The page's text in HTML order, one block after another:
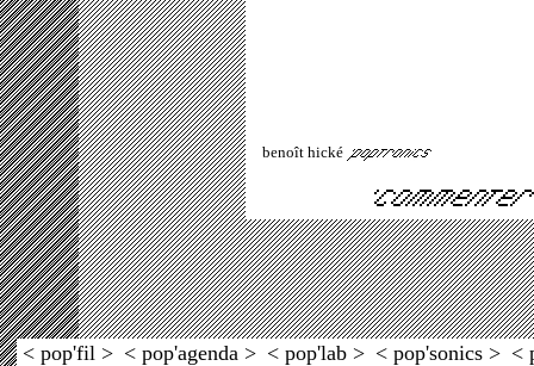
benoît hické
< pop'fil > < pop'agenda > < pop'lab > < pop'sonics > <